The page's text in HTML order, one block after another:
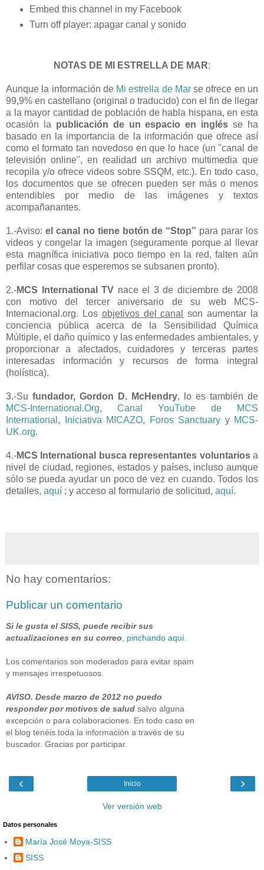
Embed this channel in my Facebook
Turn off player: apagar canal y sonido
NOTAS DE MI ESTRELLA DE MAR:
Aunque la información de Mi estrella de Marse ofrece en un
99,9% en castellano (original o traducido) con el fin de llegar
a la mayor cantidad de población de habla hispana, en esta
ocasión la publicación de un espacio en inglés se ha
basado en la importancia de la información que ofrece así
como el formato tan novedoso en que lo hace (un "canal de
televisión online", en realidad un archivo multimedia que
recopila y/o ofrece videos sobre SSQM, etc.). En todo caso,
los documentos que se ofrecen pueden ser más o menos
entendibles por medio de las imágenes y textos
acompañanantes.
1.-Aviso: el canal no tiene botón de “Stop” para parar los
videos y congelar la imagen (seguramente porque al llevar
esta magnífica iniciativa poco tiempo en la red, falten aún
perfilar cosas que esperemos se subsanen pronto).
2.-MCS International TV nace el 3 de diciembre de 2008
con motivo del tercer aniversario de su web MCS-
Internacional.org. Los objetivos del canal
son aumentar la
conciencia pública acerca de la Sensibilidad Química
Múltiple, el daño químico y las enfermedades ambientales, y
proporcionar a afectados, cuidadores y terceras partes
interesadas información y recursos de forma integral
(holística).
3.-Su fundador, Gordon D. McHendry, lo es también de
MCS-International.Org, Canal YouTube de MCS
International , Iniciativa MICAZO, Foros Sanctuary y MCS-
UK.org.
4.-MCS International busca representantes voluntariosa
nivel de ciudad, regiones, estados y países, incluso aunque
sólo se pueda ayudar un poco de vez en cuando. Todos los
detalles, aquí ; y acceso al formulario de solicitud, aquí.
No hay comentarios:
Publicar un comentario
Si le gusta el SISS, puede recibir sus
actualizaciones en su correo
pinchando aquí
Los comentarios son moderados para evitar spam
y mensajes irrespetuosos.
AVISO. Desde marzo de 2012 no puedo
responder por motivos de salud salvo alguna
excepción o para colaboraciones. En todo caso en
el blog tenéis toda la información a través de su
buscador. Gracias por participar.
‹ ›
Inicio
Ver versión web
Datos personales
María José Moya-SISS
SISS